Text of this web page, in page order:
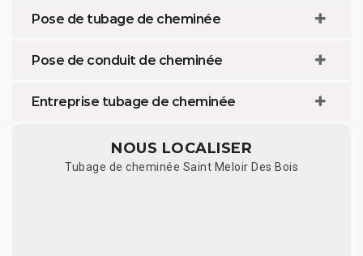
Pose de tubage de cheminée
Pose de conduit de cheminée
Entreprise tubage de cheminée
NOUS LOCALISER
Tubage de cheminée Saint Meloir Des Bois